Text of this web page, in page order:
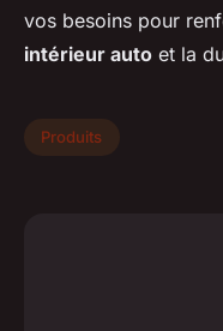
vos besoins pour
intérieur auto et la
Produits